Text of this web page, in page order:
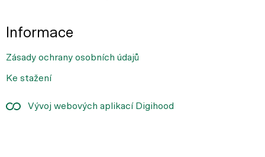
Informace
Zásady ochrany osobních údajů
Ke stažení
Vývoj webových aplikací Digihood